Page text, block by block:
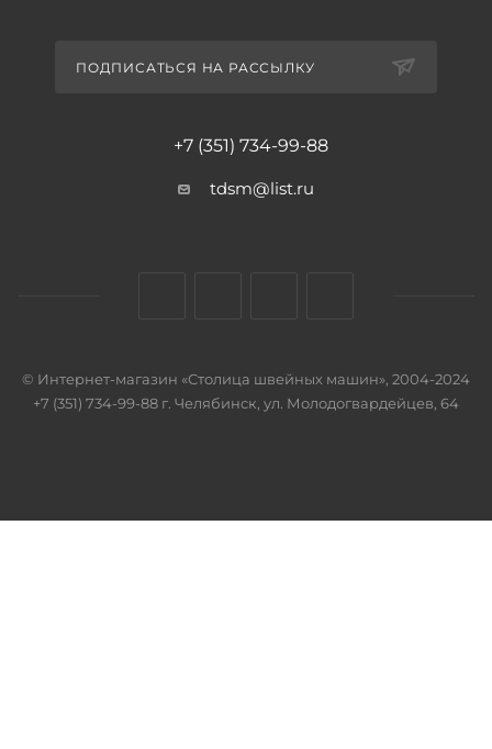
ПОДПИСАТЬСЯ НА РАССЫЛКУ
+7 (351) 734-99-88
tdsm@list.ru
© Интернет-магазин «Столица швейных машин», 2004-2024
+7 (351) 734-99-88 г. Челябинск, ул. Молодогвардейцев, 64